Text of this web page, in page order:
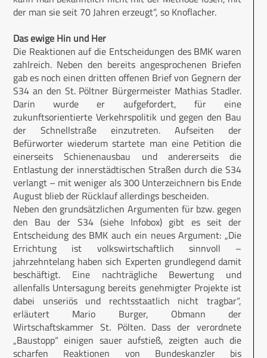
der man sie seit 70 Jahren erzeugt“, so Knoflacher.
Das ewige Hin und Her
Die Reaktionen auf die Entscheidungen des BMK waren
zahlreich. Neben den bereits angesprochenen Briefen
gab es noch einen dritten offenen Brief von Gegnern der
S34 an den St. Pöltner Bürgermeister Mathias Stadler.
Darin wurde er aufgefordert, für eine
zukunftsorientierte Verkehrspolitik und gegen den Bau
der Schnellstraße einzutreten. Aufseiten der
Befürworter wiederum startete man eine Petition die
einerseits Schienenausbau und andererseits die
Entlastung der innerstädtischen Straßen durch die S34
verlangt – mit weniger als 300 Unterzeichnern bis Ende
August blieb der Rücklauf allerdings bescheiden.
Neben den grundsätzlichen Argumenten für bzw. gegen
den Bau der S34 (siehe Infobox) gibt es seit der
Entscheidung des BMK auch ein neues Argument: „Die
Errichtung ist volkswirtschaftlich sinnvoll –
jahrzehntelang haben sich Experten grundlegend damit
beschäftigt. Eine nachträgliche Bewertung und
allenfalls Untersagung bereits genehmigter Projekte ist
dabei unseriös und rechtsstaatlich nicht tragbar“,
erläutert Mario Burger, Obmann der
Wirtschaftskammer St. Pölten. Dass der verordnete
„Baustopp“ einigen sauer aufstieß, zeigten auch die
scharfen Reaktionen von Bundeskanzler bis